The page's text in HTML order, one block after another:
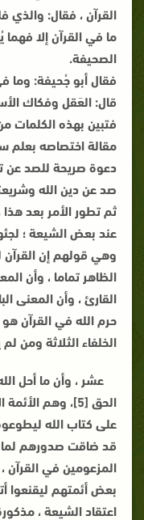
ما في القرآن إلا
الصحيفة.
فقال أبو جُحيفة: وما
قال: العَقل وفكاك
فتبين بهذه الكلمات
مقالة اختصاصه بعلم
دعوة صريحة للصد عن
صد عن دين الله
ثم تطور الأمر بعد هذا
عند بعض الشيعة ؛
وهي قولهم إن
الظاهر تماما ، وأن
القارئ ، وأن المعنى
حرم الله في القرآن
الخلفاء الثلاثة ومن
عشر ، وأن ما أحل
الحق [5]، وهم
على كتاب الله
قد ضاقت صدورهم لما
المزعومين في القرآن
بعض أئمتهم ليقنعوا
اعتقاد الشيعة ،